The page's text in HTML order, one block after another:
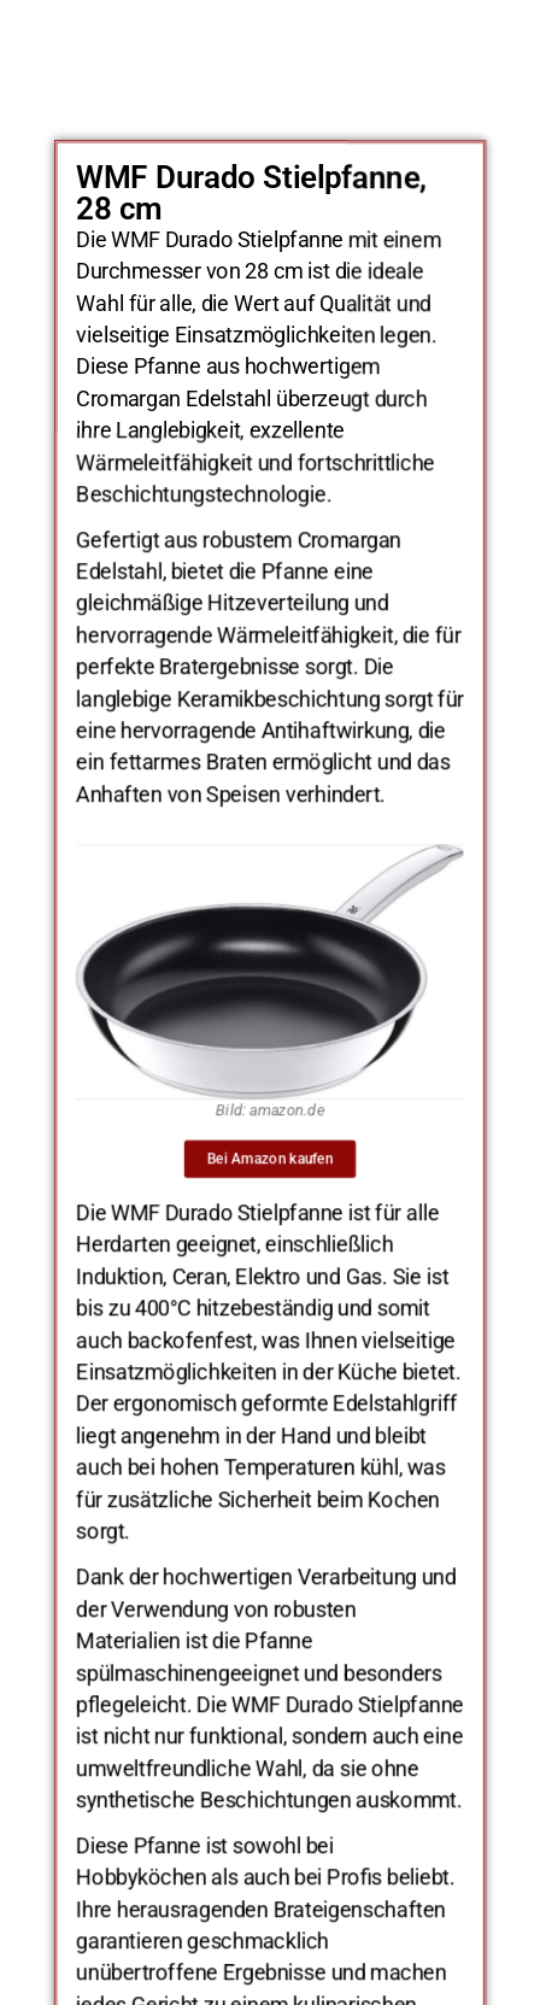
WMF Durado Stielpfanne,
28 cm
Die WMF Durado Stielpfanne mit einem
Durchmesser von 28 cm ist die ideale
Wahl für alle, die Wert auf Qualität und
vielseitige Einsatzmöglichkeiten legen.
Diese Pfanne aus hochwertigem
Cromargan Edelstahl überzeugt durch
ihre Langlebigkeit, exzellente
Wärmeleitfähigkeit und fortschrittliche
Beschichtungstechnologie.
Gefertigt aus robustem Cromargan
Edelstahl, bietet die Pfanne eine
gleichmäßige Hitzeverteilung und
hervorragende Wärmeleitfähigkeit, die für
perfekte Bratergebnisse sorgt. Die
langlebige Keramikbeschichtung sorgt für
eine hervorragende Antihaftwirkung, die
ein fettarmes Braten ermöglicht und das
Anhaften von Speisen verhindert.
Bild: amazon.de
Bei Amazon kaufen
Die WMF Durado Stielpfanne ist für alle
Herdarten geeignet, einschließlich
Induktion, Ceran, Elektro und Gas. Sie ist
bis zu 400°C hitzebeständig und somit
auch backofenfest, was Ihnen vielseitige
Einsatzmöglichkeiten in der Küche bietet.
Der ergonomisch geformte Edelstahlgriff
liegt angenehm in der Hand und bleibt
auch bei hohen Temperaturen kühl, was
für zusätzliche Sicherheit beim Kochen
sorgt.
Dank der hochwertigen Verarbeitung und
der Verwendung von robusten
Materialien ist die Pfanne
spülmaschinengeeignet und besonders
pflegeleicht. Die WMF Durado Stielpfanne
ist nicht nur funktional, sondern auch eine
umweltfreundliche Wahl, da sie ohne
synthetische Beschichtungen auskommt.
Diese Pfanne ist sowohl bei
Hobbyköchen als auch bei Profis beliebt.
Ihre herausragenden Brateigenschaften
garantieren geschmacklich
unübertroffene Ergebnisse und machen